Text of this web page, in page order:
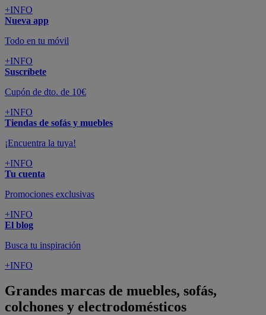
+INFO
Nueva app
Todo en tu móvil
+INFO
Suscríbete
Cupón de dto. de 10€
+INFO
Tiendas de sofás y muebles
¡Encuentra la tuya!
+INFO
Tu cuenta
Promociones exclusivas
+INFO
El blog
Busca tu inspiración
+INFO
Grandes marcas de muebles, sofás,
colchones y electrodomésticos